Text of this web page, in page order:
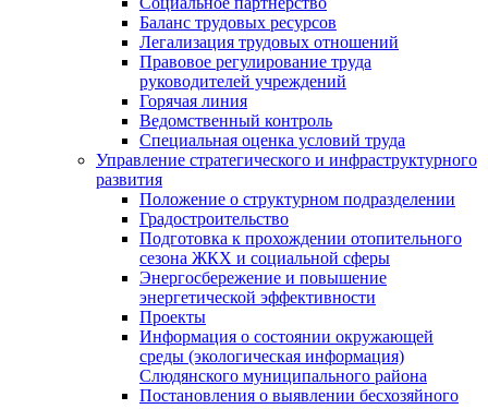
Баланс трудовых ресурсов
Легализация трудовых отношений
Правовое регулирование труда
руководителей учреждений
Горячая линия
Ведомственный контроль
Специальная оценка условий труда
Управление стратегического и инфраструктурного
развития
Положение о структурном подразделении
Градостроительство
Подготовка к прохождении отопительного
сезона ЖКХ и социальной сферы
Энергосбережение и повышение
энергетической эффективности
Проекты
Информация о состоянии окружающей
среды (экологическая информация)
Слюдянского муниципального района
Постановления о выявлении бесхозяйного